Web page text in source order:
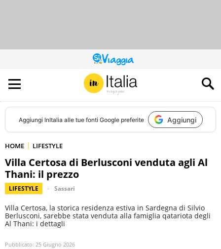
QUESTO
SITO
CONTRIBUISCE
ALL’AUDIENCE
DI
Aggiungi InItalia alle tue fonti Google preferite Aggiungi
HOME LIFESTYLE
Villa Certosa di Berlusconi venduta agli Al
Thani: il prezzo
LIFESTYLE Sassari
Villa Certosa, la storica residenza estiva in Sardegna di Silvio
Berlusconi, sarebbe stata venduta alla famiglia qatariota degli
Al Thani: i dettagli
Pubblicato: 25 Giugno 2026